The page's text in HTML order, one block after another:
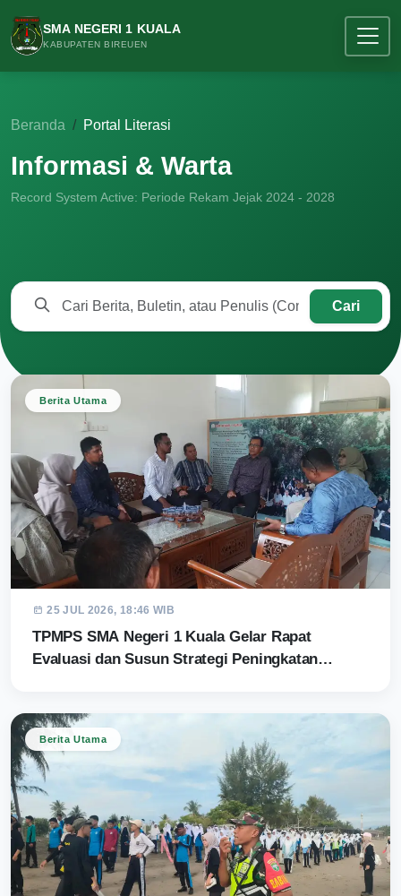
SMA NEGERI 1 KUALA
KABUPATEN BIREUEN
Beranda Portal Literasi
Informasi & Warta
Record System Active: Periode Rekam Jejak 2024 - 2028
Cari
Berita Utama
25 JUL 2026, 18:46 WIB
TPMPS SMA Negeri 1 Kuala Gelar Rapat
Evaluasi dan Susun Strategi Peningkatan…
Berita Utama